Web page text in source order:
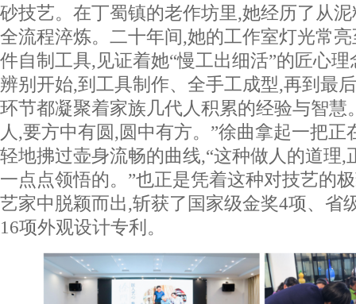
砂技艺。在丁蜀镇的老作坊里,她经历了从
全流程淬炼。二十年间,她的工作室灯光常
件自制工具,见证着她“慢工出细活”的匠心
辨别开始,到工具制作、全手工成型,再到最
环节都凝聚着家族几代人积累的经验与智慧
人,要方中有圆,圆中有方。”徐曲拿起一把正
轻地拂过壶身流畅的曲线,“这种做人的道理,
一点点领悟的。”也正是凭着这种对技艺的
艺家中脱颖而出,斩获了国家级金奖4项、省
16项外观设计专利。